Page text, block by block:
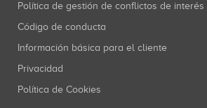
Política de gestión de conflictos de interés
Código de conducta
Información básica para el cliente
Privacidad
Política de Cookies